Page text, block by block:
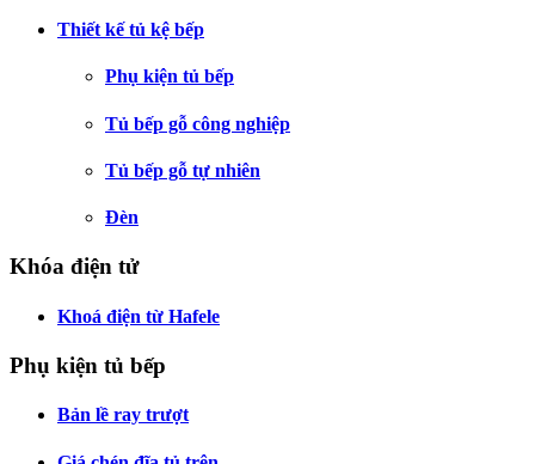
Thiết kế tủ kệ bếp
Phụ kiện tủ bếp
Tủ bếp gỗ công nghiệp
Tủ bếp gỗ tự nhiên
Đèn
Khóa điện tử
Khoá điện từ Hafele
Phụ kiện tủ bếp
Bản lề ray trượt